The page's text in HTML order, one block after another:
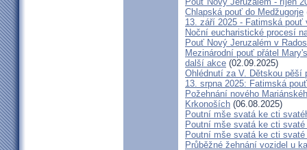
Chlapská pouť do Medžugorje
13. září 2025 - Fatimská pouť
Noční eucharistické procesí
Pouť Nový Jeruzalém v
Mezinárodní pouť přátel
další akce (02.09.2025)
Ohlédnutí za V. Dětskou pěší
13. srpna 2025: Fatimská
Požehnání nového
Krkonoších (06.08.2025)
Poutní mše svatá ke cti
Poutní mše svatá ke cti
Poutní mše svatá ke cti
Průběžné žehnání vozidel u